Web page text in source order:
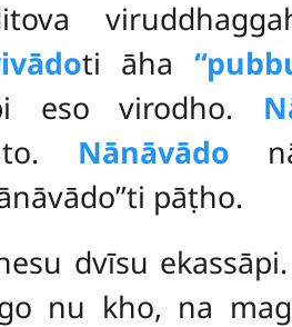
ti āha
eso virodho.
Nānāvādo
pāṭho.
dvīsu ekassāpi.
nu kho, na